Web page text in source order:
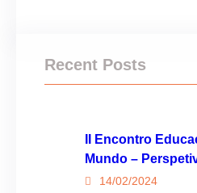
Recent Posts
II Encontro
Mundo –
14/02/2024